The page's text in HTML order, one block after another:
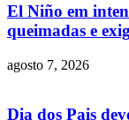
El Niño em
queimadas e
agosto 7, 2026
Dia dos Pais